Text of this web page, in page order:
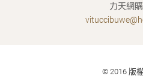
力天網
vituccib
© 2016 版